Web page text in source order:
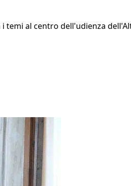
temi al centro dell'udienza